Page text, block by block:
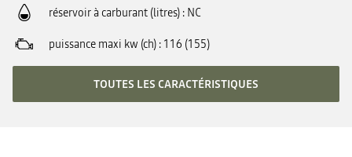
réservoir à carburant (litres) NC
puissance maxi kw (ch) 116 (155)
TOUTES LES CARACTÉRISTIQUES